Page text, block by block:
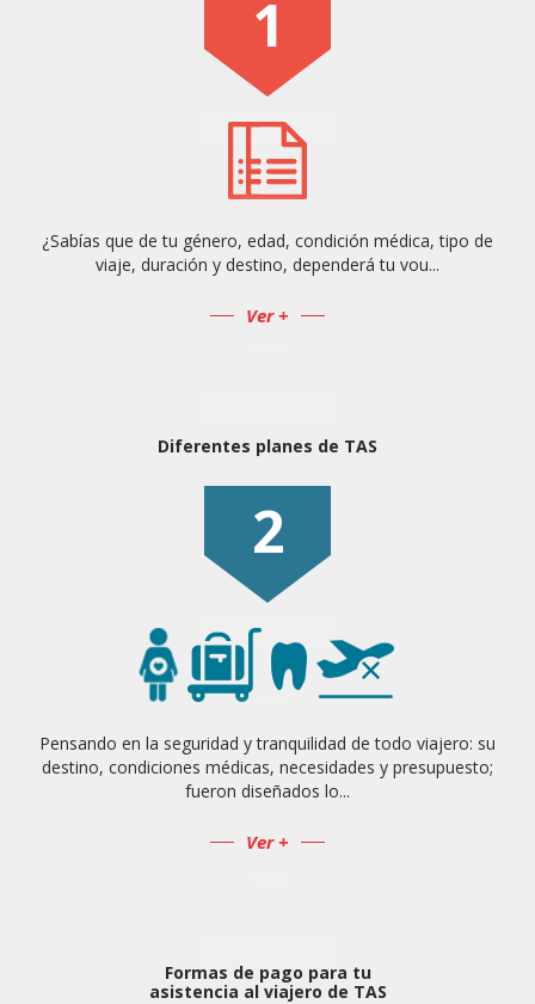
1
¿Sabías que de tu género, edad, condición médica, tipo de
viaje, duración y destino, dependerá tu vou...
Ver +
Diferentes planes de TAS
2
Pensando en la seguridad y tranquilidad de todo viajero: su
destino, condiciones médicas, necesidades y presupuesto;
fueron diseñados lo...
Ver +
Formas de pago para tu
asistencia al viajero de TAS